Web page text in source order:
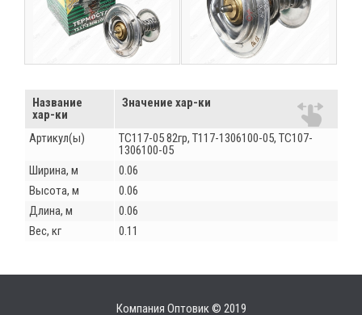
Название
хар-ки
Значение хар-ки
Артикул(ы)
ТС117-05 82гр, Т117-1306100-05, ТС107-
1306100-05
Ширина, м
0.06
Высота, м
0.06
Длина, м
0.06
Вес, кг
0.11
Компания Оптовик © 2019